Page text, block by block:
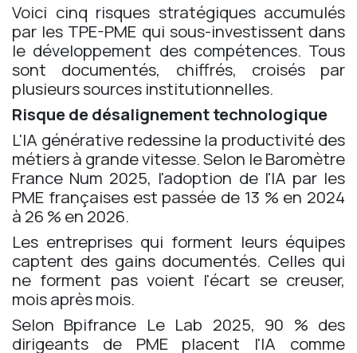
Voici cinq risques stratégiques accumulés
par les TPE-PME qui sous-investissent dans
le développement des compétences. Tous
sont documentés, chiffrés, croisés par
plusieurs sources institutionnelles.
Risque de désalignement technologique
L'IA générative redessine la productivité des
métiers à grande vitesse. Selon le Baromètre
France Num 2025, l'adoption de l'IA par les
PME françaises est passée de 13 % en 2024
à 26 % en 2026.
Les entreprises qui forment leurs équipes
captent des gains documentés. Celles qui
ne forment pas voient l'écart se creuser,
mois après mois.
Selon Bpifrance Le Lab 2025, 90 % des
dirigeants de PME placent l'IA comme